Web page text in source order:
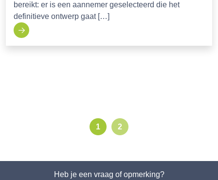
bereikt: er is een aannemer geselecteerd die het
definitieve ontwerp gaat […]
1 2
Heb je een vraag of opmerking?